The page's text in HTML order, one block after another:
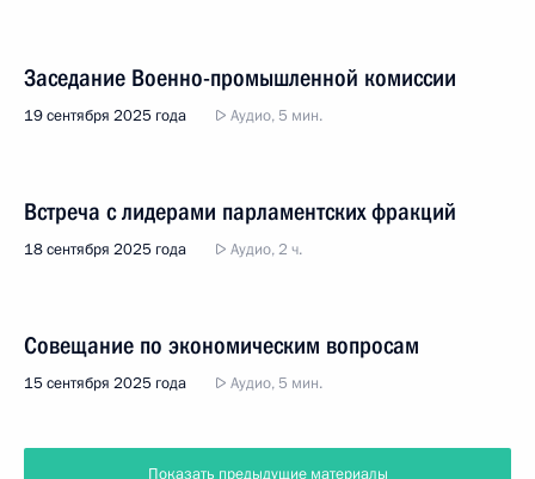
Заседание Военно-промышленной комиссии
19 сентября 2025 года Аудио, 5 мин.
Встреча с лидерами парламентских фракций
18 сентября 2025 года Аудио, 2 ч.
Совещание по экономическим вопросам
15 сентября 2025 года Аудио, 5 мин.
Показать предыдущие материалы